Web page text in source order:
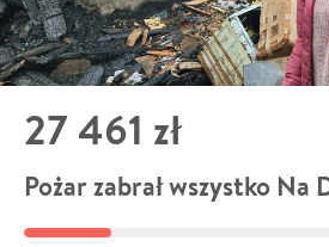
27 461 zł
Pożar zabrał wszystko Na